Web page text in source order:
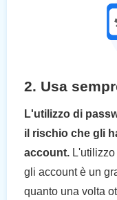
2. Usa
L'utilizzo di
il rischio che gli
account.
gli account è un
quanto una volta